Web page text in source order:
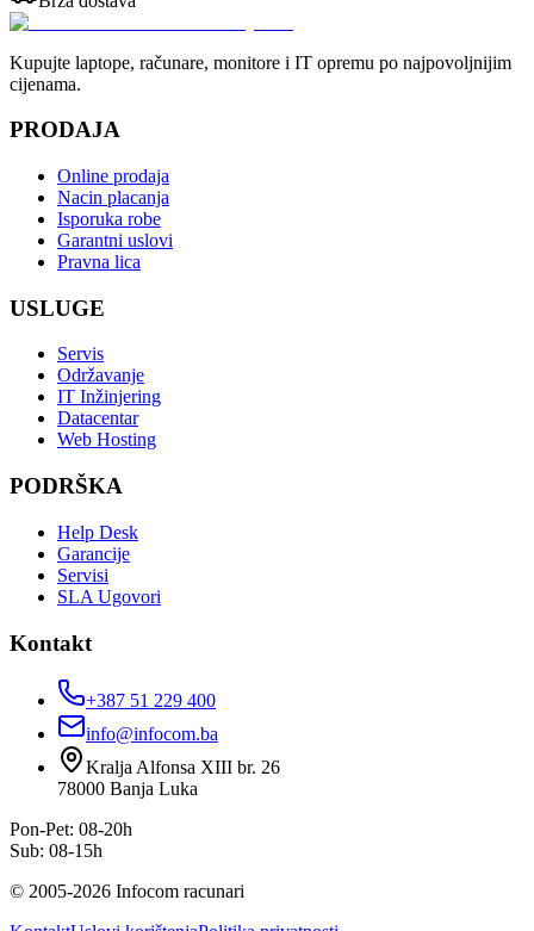
Kupujte laptope, računare, monitore i IT opremu po najpovoljnijim
cijenama.
PRODAJA
Online prodaja
Nacin placanja
Isporuka robe
Garantni uslovi
Pravna lica
USLUGE
Servis
Održavanje
IT Inžinjering
Datacentar
Web Hosting
PODRŠKA
Help Desk
Garancije
Servisi
SLA Ugovori
Kontakt
+387 51 229 400
info@infocom.ba
Kralja Alfonsa XIII br. 26
78000 Banja Luka
Pon-Pet: 08-20h
Sub: 08-15h
© 2005-2026 Infocom racunari